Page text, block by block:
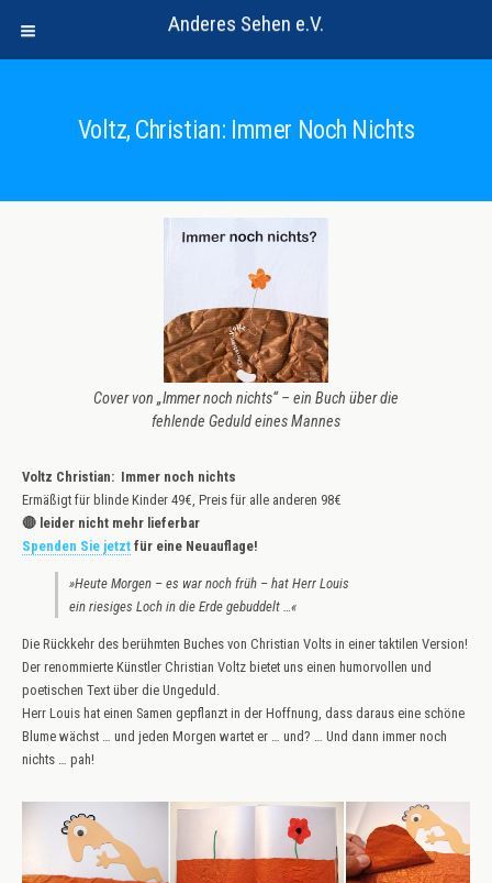
Anderes Sehen e.V.
Voltz, Christian: Immer Noch Nichts
Cover von „Immer noch nichts“ – ein Buch über die
fehlende Geduld eines Mannes
Voltz Christian: Immer noch nichts
Ermäßigt für blinde Kinder 49€, Preis für alle anderen 98€
🔴 leider nicht mehr lieferbar
Spenden Sie jetzt für eine Neuauflage!
»Heute Morgen – es war noch früh – hat Herr Louis
ein riesiges Loch in die Erde gebuddelt …«
Die Rückkehr des berühmten Buches von Christian Volts in einer taktilen Version!
Der renommierte Künstler Christian Voltz bietet uns einen humorvollen und
poetischen Text über die Ungeduld.
Herr Louis hat einen Samen gepflanzt in der Hoffnung, dass daraus eine schöne
Blume wächst … und jeden Morgen wartet er … und? … Und dann immer noch
nichts … pah!